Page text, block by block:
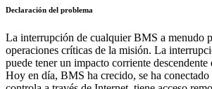
Declaración del problema
La interrupción de cualquier BMS a menudo
operaciones críticas de la misión. La
puede tener un impacto corriente descendente
Hoy en día, BMS ha crecido, se ha conectado